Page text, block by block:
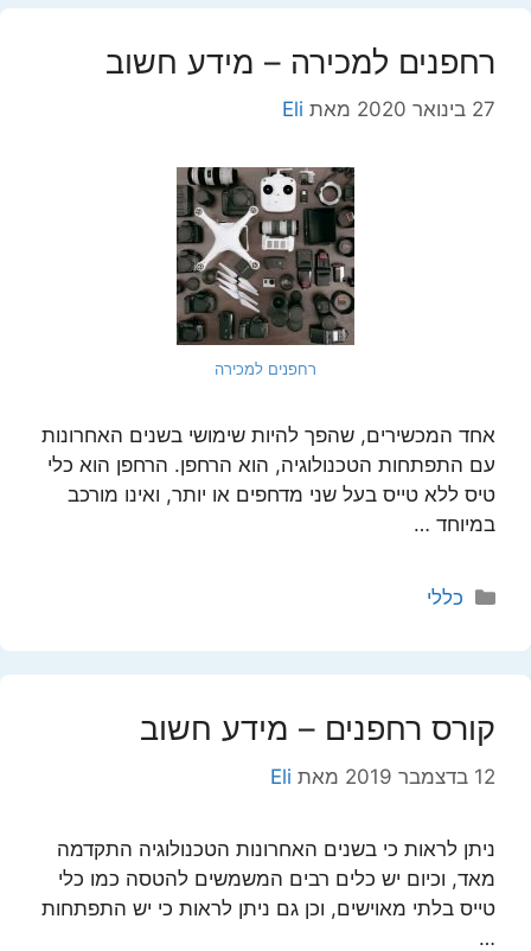
רחפנים למכירה – מידע חשוב
27 בינואר 2020 מאת Eli
רחפנים למכירה
אחד המכשירים, שהפך להיות שימושי בשנים האחרונות
עם התפתחות הטכנולוגיה, הוא הרחפן. הרחפן הוא כלי
טיס ללא טייס בעל שני מדחפים או יותר, ואינו מורכב
במיוחד …
קטגוריות
כללי
קורס רחפנים – מידע חשוב
12 בדצמבר 2019 מאת Eli
ניתן לראות כי בשנים האחרונות הטכנולוגיה התקדמה
מאד, וכיום יש כלים רבים המשמשים להטסה כמו כלי
טייס בלתי מאוישים, וכן גם ניתן לראות כי יש התפתחות
…